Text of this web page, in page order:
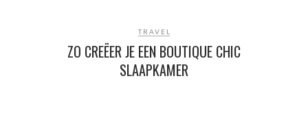
TRAVEL
ZO CREËER JE EEN BOUTIQUE CHIC
SLAAPKAMER